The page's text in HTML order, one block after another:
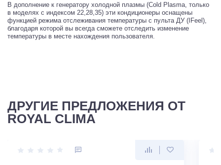
В дополнение к генератору холодной плазмы (Cold Plasma, только
в моделях с индексом 22,28,35) эти кондиционеры оснащены
функцией режима отслеживания температуры с пульта ДУ (IFeel),
благодаря которой вы всегда сможете отследить изменение
температуры в месте нахождения пользователя.
ДРУГИЕ ПРЕДЛОЖЕНИЯ ОТ
ROYAL CLIMA